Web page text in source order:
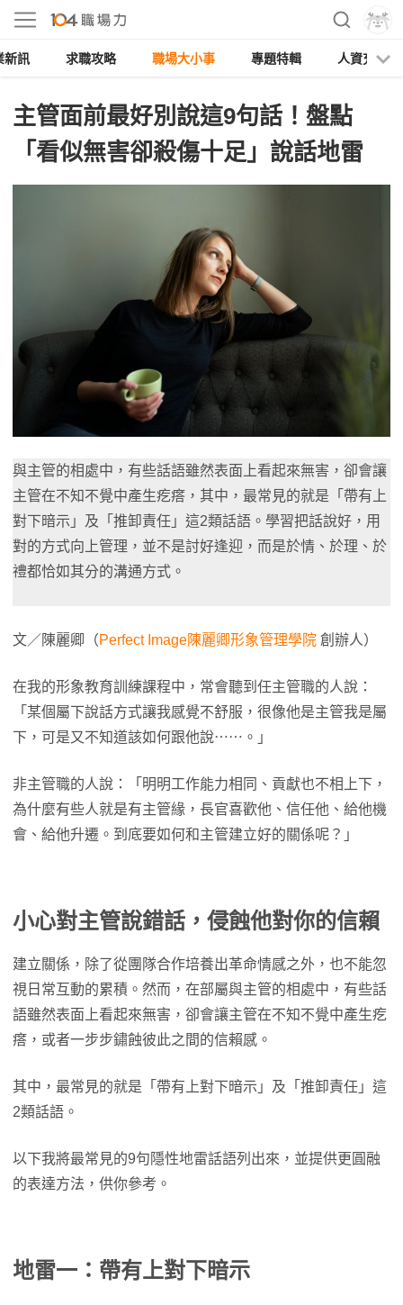
新訊 求職攻略 職場大小事 專題特輯 人資充電
主管面前最好別說這9句話！盤點
「看似無害卻殺傷十足」說話地雷
與主管的相處中，有些話語雖然表面上看起來無害，卻會讓
主管在不知不覺中產生疙瘩，其中，最常見的就是「帶有上
對下暗示」及「推卸責任」這2類話語。學習把話說好，用
對的方式向上管理，並不是討好逢迎，而是於情、於理、於
禮都恰如其分的溝通方式。
文／陳麗卿（Perfect Image陳麗卿形象管理學院 創辦人）
在我的形象教育訓練課程中，常會聽到任主管職的人說：
「某個屬下說話方式讓我感覺不舒服，很像他是主管我是屬
下，可是又不知道該如何跟他說⋯⋯。」
非主管職的人說：「明明工作能力相同、貢獻也不相上下，
為什麼有些人就是有主管緣，長官喜歡他、信任他、給他機
會、給他升遷。到底要如何和主管建立好的關係呢？」
小心對主管說錯話，侵蝕他對你的信賴
建立關係，除了從團隊合作培養出革命情感之外，也不能忽
視日常互動的累積。然而，在部屬與主管的相處中，有些話
語雖然表面上看起來無害，卻會讓主管在不知不覺中產生疙
瘩，或者一步步鏽蝕彼此之間的信賴感。
其中，最常見的就是「帶有上對下暗示」及「推卸責任」這
2類話語。
以下我將最常見的9句隱性地雷話語列出來，並提供更圓融
的表達方法，供你參考。
地雷一：帶有上對下暗示